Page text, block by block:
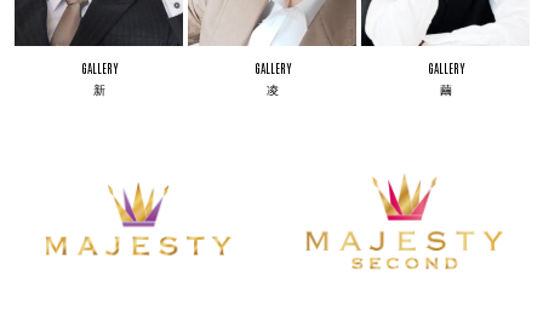
GALLERY
新
GALLERY
凌
GALLERY
繭